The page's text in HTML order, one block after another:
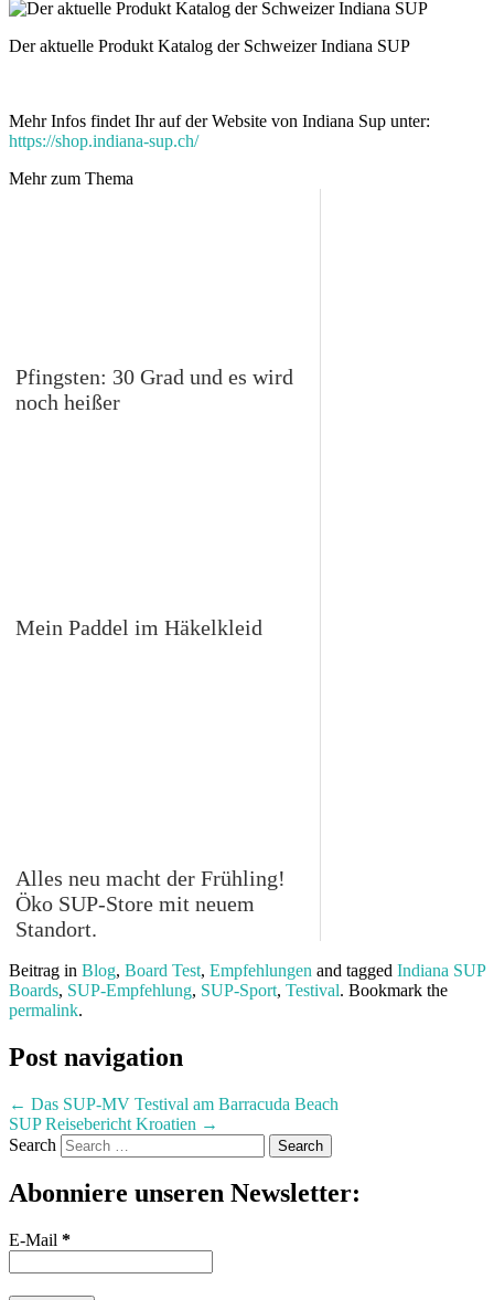
Der aktuelle Produkt Katalog der Schweizer Indiana SUP
Mehr Infos findet Ihr auf der Website von Indiana Sup unter:
https://shop.indiana-sup.ch/
Mehr zum Thema
Pfingsten: 30 Grad und es wird
noch heißer
Mein Paddel im Häkelkleid
Alles neu macht der Frühling!
Öko SUP-Store mit neuem
Standort.
Beitrag in Blog, Board Test, Empfehlungen and tagged Indiana SUP
Boards, SUP-Empfehlung, SUP-Sport, Testival. Bookmark the
permalink.
Post navigation
← Das SUP-MV Testival am Barracuda Beach
SUP Reisebericht Kroatien →
Search
Abonniere unseren Newsletter:
E-Mail *